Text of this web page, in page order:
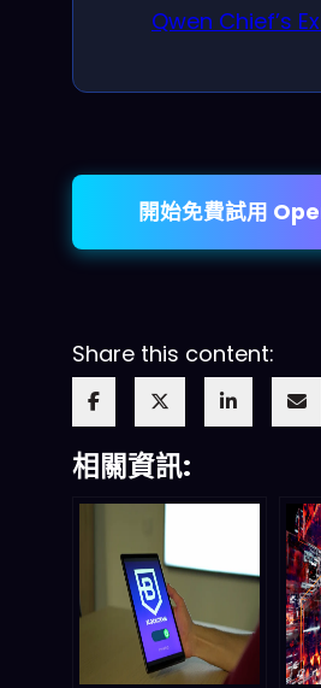
Qwen Chief’s
開始免費試用
Share this content:
相關資訊: